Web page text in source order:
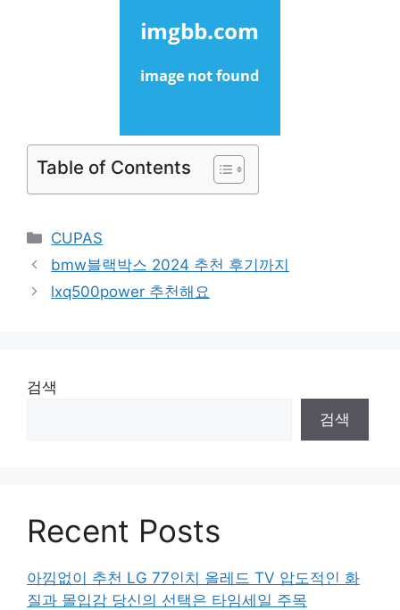
Table of Contents
Categories
CUPAS
bmw블랙박스 2024 추천 후기까지
lxq500power 추천해요
검색
검색
Recent Posts
아낌없이 추천 LG 77인치 올레드 TV 압도적인 화
질과 몰입감 당신의 선택은 타임세일 주목